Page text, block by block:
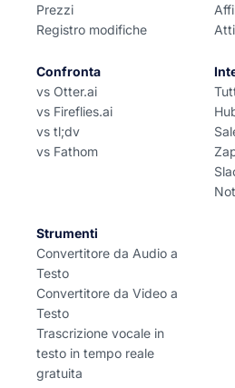
Prezzi
Registro modifiche
Confronta
vs Otter.ai
vs Fireflies.ai
vs tl;dv
vs Fathom
Strumenti
Convertitore da Audio a
Testo
Convertitore da Video a
Testo
Trascrizione vocale in
testo in tempo reale
gratuita